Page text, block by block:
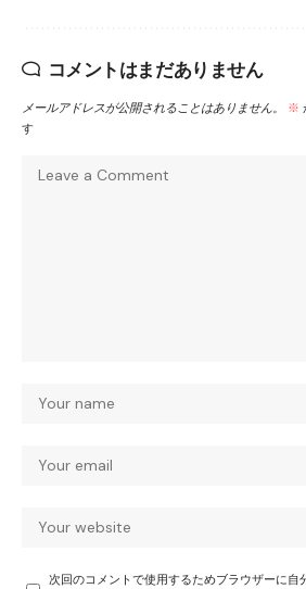
コメントはまだありません
メールアドレスが公開されることはありません。 ※
す
次回のコメントで使用するためブラウザーに自